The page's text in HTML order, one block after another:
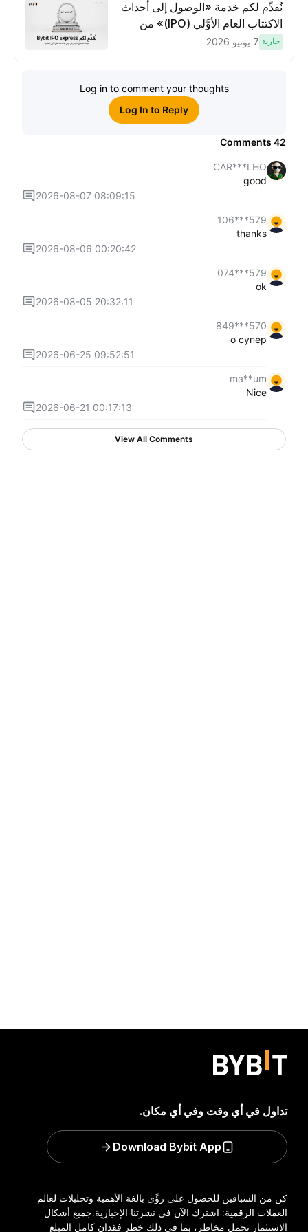
لكسَب مكافآت مُضاعَفة
نُقدِّم لكم خدمة «الوصول إلى أحداث
الاكتتاب العام الأوَّلي (IPO)» من
Bybit، بوابتك للوصول المبكر إلى فرص
جارية 7 يونيو 2026
Log in to comment your thoughts
Log In to Reply
Comments
CAR***LHO
good
2026-08-07 08:09:15
579***106
thanks
2026-08-06 00:20:42
579***074
ok
2026-08-05 20:32:11
570***849
о супер
2026-06-25 09:52:51
ma**um
Nice
2026-06-21 00:17:13
View All Comments
كن من السباقين للحصول على رؤًى بالغة الأهمية وتحليلات لعالم
العملات الرقمية: اشترك الآن في نشرتنا الإخبارية.جميع أشكال
الاستثمار تحمل مخاطر، بما في ذلك خطر فقدان كامل المبلغ
تداول في أي وقت وفي أي مكان.
Download Bybit App